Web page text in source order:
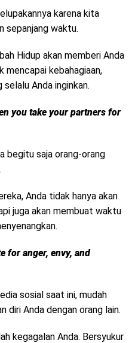
karena kita
sepanjang waktu.
Hidup akan memberi Anda
mencapai kebahagiaan,
Anda inginkan.
you take your partners for
begitu saja orang-orang
Anda tidak hanya akan
juga akan membuat waktu
for anger, envy, and
sosial saat ini, mudah
diri Anda dengan orang lain.
kegagalan Anda. Bersyukur